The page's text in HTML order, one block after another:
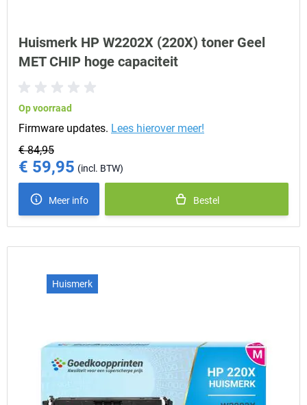
Huismerk HP W2202X (220X) toner Geel
MET CHIP hoge capaciteit
Op voorraad
Firmware updates. Lees hierover meer!
€ 84,95
Special Price
€ 59,95
Meer info Bestel
Huismerk